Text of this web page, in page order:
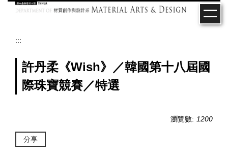
:::
許丹柔《Wish》／韓國第十八屆國
際珠寶競賽／特選
瀏覽數: 1200
分享